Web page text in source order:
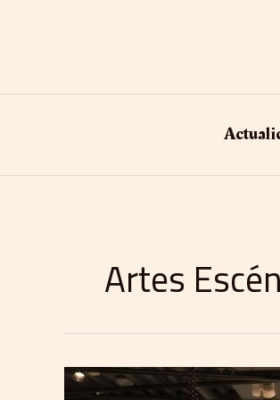
Artes
CASA